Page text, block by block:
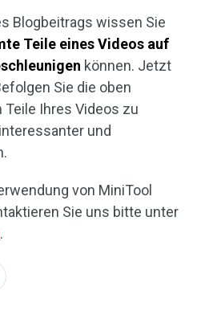
Blogbeitrags wissen Sie
Teile eines Videos auf
können. Jetzt
Sie die oben
Ihres Videos zu
und
von MiniTool
Sie uns bitte unter
.